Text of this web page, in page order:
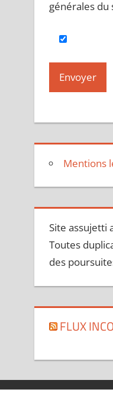
générales du
Mentions
Site assujetti
Toutes
des
FLUX